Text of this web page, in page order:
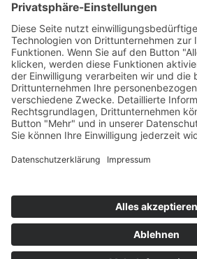
Geschäftsmodelle
›Vorstandswechsel Westenergie:
befristet
›Wasserstoff-Hochlauf: Dialog,
konkrete Schritte
›Solaranlage Regenbogenfarben:
LichtBlick installieren erste
Jetzt an der STUDIE360
Wir möchten Transparenz mit
kostenlose Teilnahme wichtig. Die
umgehend nach Teilnahme und
unserer Webseite zur Verfügung